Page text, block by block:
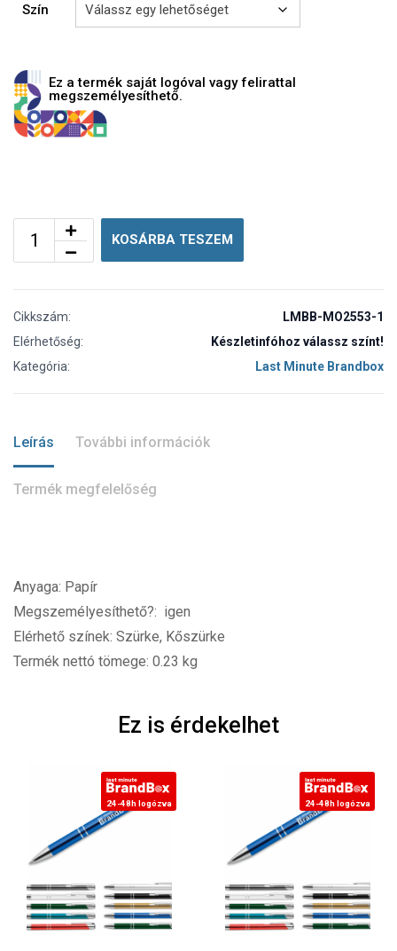
Szín
Ez a termék saját logóval vagy felirattal
megszemélyesíthető.
KOSÁRBA TESZEM
Cikkszám:
LMBB-MO2553-1
Elérhetőség:
Készletinfóhoz válassz színt!
Kategória:
Last Minute Brandbox
Leírás További információk
Termék megfelelőség
Anyaga: Papír
Megszemélyesíthető?: igen
Elérhető színek: Szürke, Kőszürke
Termék nettó tömege: 0.23 kg
Ez is érdekelhet
24-48h logózva 24-48h logózva